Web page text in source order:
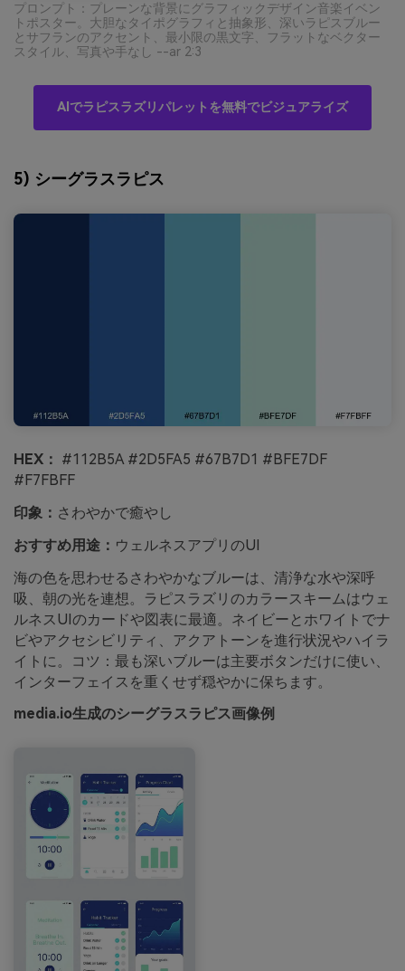
プロンプト：プレーンな背景にグラフィックデザイン音楽イベン
トポスター。大胆なタイポグラフィと抽象形、深いラピスブルー
とサフランのアクセント、最小限の黒文字、フラットなベクター
スタイル、写真や手なし --ar 2:3
AIでラピスラズリパレットを無料でビジュアライズ
5) シーグラスラピス
HEX： #112B5A #2D5FA5 #67B7D1 #BFE7DF
#F7FBFF
印象： さわやかで癒やし
おすすめ用途： ウェルネスアプリのUI
海の色を思わせるさわやかなブルーは、清浄な水や深呼
吸、朝の光を連想。ラピスラズリのカラースキームはウェ
ルネスUIのカードや図表に最適。ネイビーとホワイトでナ
ビやアクセシビリティ、アクアトーンを進行状況やハイラ
イトに。コツ：最も深いブルーは主要ボタンだけに使い、
インターフェイスを重くせず穏やかに保ちます。
media.io生成のシーグラスラピス画像例